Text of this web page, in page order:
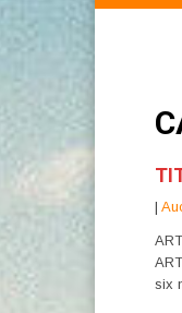
|
six